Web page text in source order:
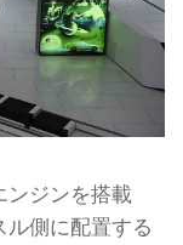
ンジンを搭載
ル側に配置する